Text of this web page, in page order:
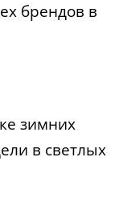
брендов в
зимних
в светлых